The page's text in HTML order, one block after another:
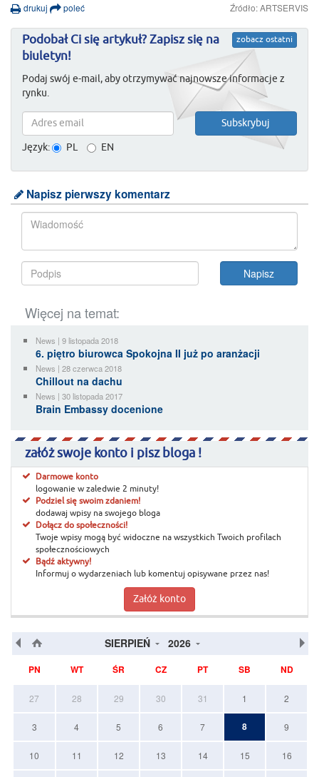
drukuj poleć Źródło: ARTSERVIS
zobacz ostatni
Podobał Ci się artykuł? Zapisz się na
biuletyn!
Podaj swój e-mail, aby otrzymywać najnowsze informacje z
rynku.
Język: PL EN
Napisz pierwszy komentarz
Więcej na temat:
News | 9 listopada 2018
6. piętro biurowca Spokojna II już po aranżacji
News | 28 czerwca 2018
Chillout na dachu
News | 30 listopada 2017
Brain Embassy docenione
załóż swoje konto i pisz bloga !
Darmowe konto
logowanie w zaledwie 2 minuty!
Podziel się swoim zdaniem!
dodawaj wpisy na swojego bloga
Dołącz do społeczności!
Twoje wpisy mogą być widoczne na wszystkich Twoich profilach
społecznościowych
Bądź aktywny!
Informuj o wydarzeniach lub komentuj opisywane przez nas!
Załóż konto
SIERPIEŃ 2026
PN WT ŚR CZ PT SB ND
27 28 29 30 31 1 2
3 4 5 6 7 8 9
10 11 12 13 14 15 16